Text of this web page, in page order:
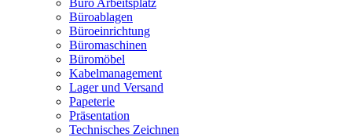
Büro Arbeitsplatz
Büroablagen
Büroeinrichtung
Büromaschinen
Büromöbel
Kabelmanagement
Lager und Versand
Papeterie
Präsentation
Technisches Zeichnen